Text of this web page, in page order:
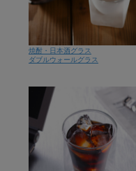
焼酎・日本酒グラス
ダブルウォールグラス